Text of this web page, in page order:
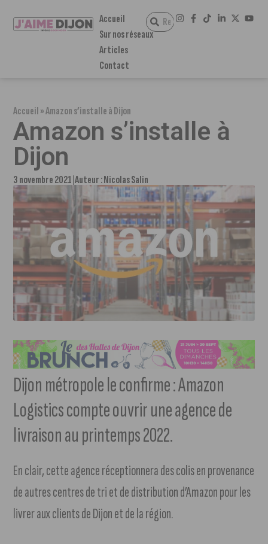
Accueil
Sur nos réseaux
Articles
Contact
Accueil»Amazon s’installe à Dijon
Amazon s’installe à
Dijon
3 novembre 2021 Auteur :Nicolas Salin
Dijon métropole le confirme : Amazon
Logistics compte ouvrir une agence de
livraison au printemps 2022.
En clair, cette agence réceptionnera des colis en provenance
de autres centres de tri et de distribution d’Amazon pour les
livrer aux clients de Dijon et de la région.